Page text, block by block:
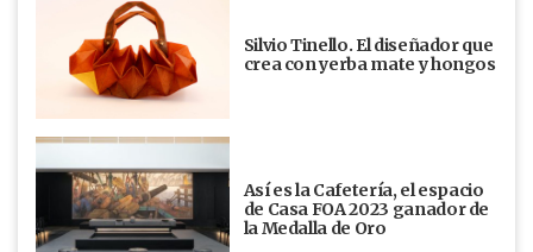
Silvio Tinello. El diseñador que
crea con yerba mate y hongos
Así es la Cafetería, el espacio
de Casa FOA 2023 ganador de
la Medalla de Oro